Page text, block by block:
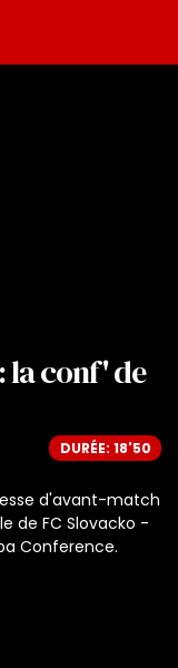
la conf' de
DURÉE: 18'50
d'avant-match
de FC Slovacko -
Conference.